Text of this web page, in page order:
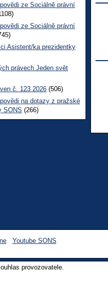
ze Sociálně právní
ze Sociálně právní
Asistent/ka prezidentky
právech Jeden svět
č. 123 2026 (506)
na dotazy z pražské
SONS (266)
Youtube SONS
provozovatele.